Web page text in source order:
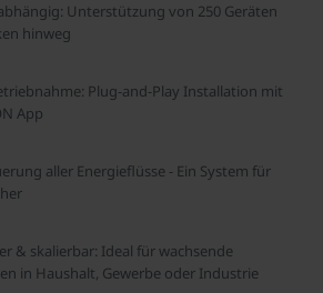
Unterstützung von 250 Geräten
hinweg
Plug-and-Play Installation mit
App
aller Energieflüsse - Ein System für
& skalierbar: Ideal für wachsende
in Haushalt, Gewerbe oder Industrie